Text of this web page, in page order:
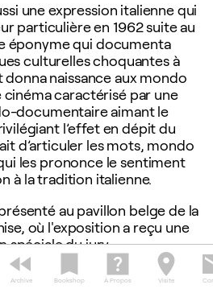
une expression italienne qui
particulière en 1962 suite au
éponyme qui documenta
culturelles choquantes à
naissance aux mondo
caractérisé par une
documentaire aimant le
l’effet en dépit du
d’articuler les mots, mondo
les prononce le sentiment
à la tradition italienne.
au pavillon belge de la
où l'exposition a reçu une
spéciale du jury.
de Anne-Claire Schmitz
fast_rewind
Archive
bookmark
Bookshop
help_center
À Propos
location_on
Visite